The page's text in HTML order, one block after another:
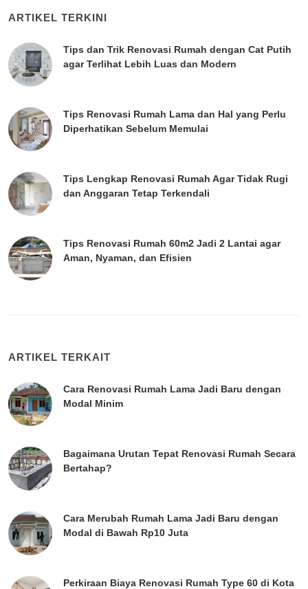
ARTIKEL TERKINI
Tips dan Trik Renovasi Rumah dengan Cat Putih
agar Terlihat Lebih Luas dan Modern
Tips Renovasi Rumah Lama dan Hal yang Perlu
Diperhatikan Sebelum Memulai
Tips Lengkap Renovasi Rumah Agar Tidak Rugi
dan Anggaran Tetap Terkendali
Tips Renovasi Rumah 60m2 Jadi 2 Lantai agar
Aman, Nyaman, dan Efisien
ARTIKEL TERKAIT
Cara Renovasi Rumah Lama Jadi Baru dengan
Modal Minim
Bagaimana Urutan Tepat Renovasi Rumah Secara
Bertahap?
Cara Merubah Rumah Lama Jadi Baru dengan
Modal di Bawah Rp10 Juta
Perkiraan Biaya Renovasi Rumah Type 60 di Kota